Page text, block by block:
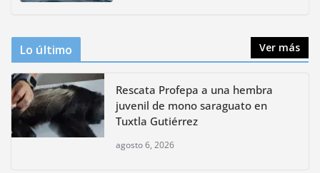
Lo último Ver más
Rescata Profepa a una hembra
juvenil de mono saraguato en
Tuxtla Gutiérrez
agosto 6, 2026